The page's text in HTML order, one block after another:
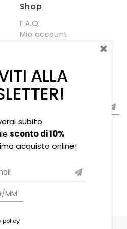
Shop
F.A.Q.
Mio account
ALLA
subito
sconto di 10%
acquisto online!
policy
×